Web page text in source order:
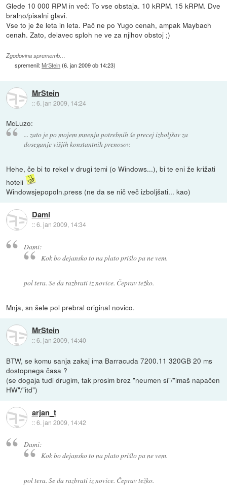
Glede 10 000 RPM in več: To vse obstaja. 10 kRPM. 15 kRPM. Dve
bralno/pisalni glavi.
Vse to je že leta in leta. Pač ne po Yugo cenah, ampak Maybach
cenah. Zato, delavec sploh ne ve za njihov obstoj ;)
Zgodovina sprememb…
spremenil:MrStein(6. jan 2009 ob 14:23)
MrStein
::6. jan 2009, 14:24
McLuzo:
... zato je po mojem mnenju potrebnih še precej izboljšav za
doseganje višjih konstantnih prenosov.
Hehe, če bi to rekel v drugi temi (o Windows...), bi te eni že križati
hoteli
Windowsjepopoln.press (ne da se nič več izboljšati... kao)
Dami
::6. jan 2009, 14:34
Dami:
Kok bo dejansko to na plato prišlo pa ne vem.
pol tera. Se da razbrati iz novice. Čeprav težko.
Mnja, sn šele pol prebral original novico.
MrStein
::6. jan 2009, 14:40
BTW, se komu sanja zakaj ima Barracuda 7200.11 320GB 20 ms
dostopnega časa ?
(se dogaja tudi drugim, tak prosim brez "neumen si"/"imaš napačen
HW"/"itd")
arjan_t
::6. jan 2009, 14:42
Dami:
Kok bo dejansko to na plato prišlo pa ne vem.
pol tera. Se da razbrati iz novice. Čeprav težko.